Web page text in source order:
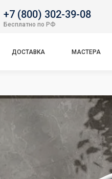
+7 (800) 302-39-08
Бесплатно по РФ
ДОСТАВКА МАСТЕРА